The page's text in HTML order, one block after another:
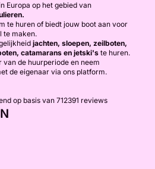
Europa op het gebied van
te huren of biedt jouw boot aan voor
te maken.
jachten, sloepen, zeilboten,
catamarans en jetski's te huren.
van de huurperiode en neem
de eigenaar via ons platform.
op basis van 712391 reviews